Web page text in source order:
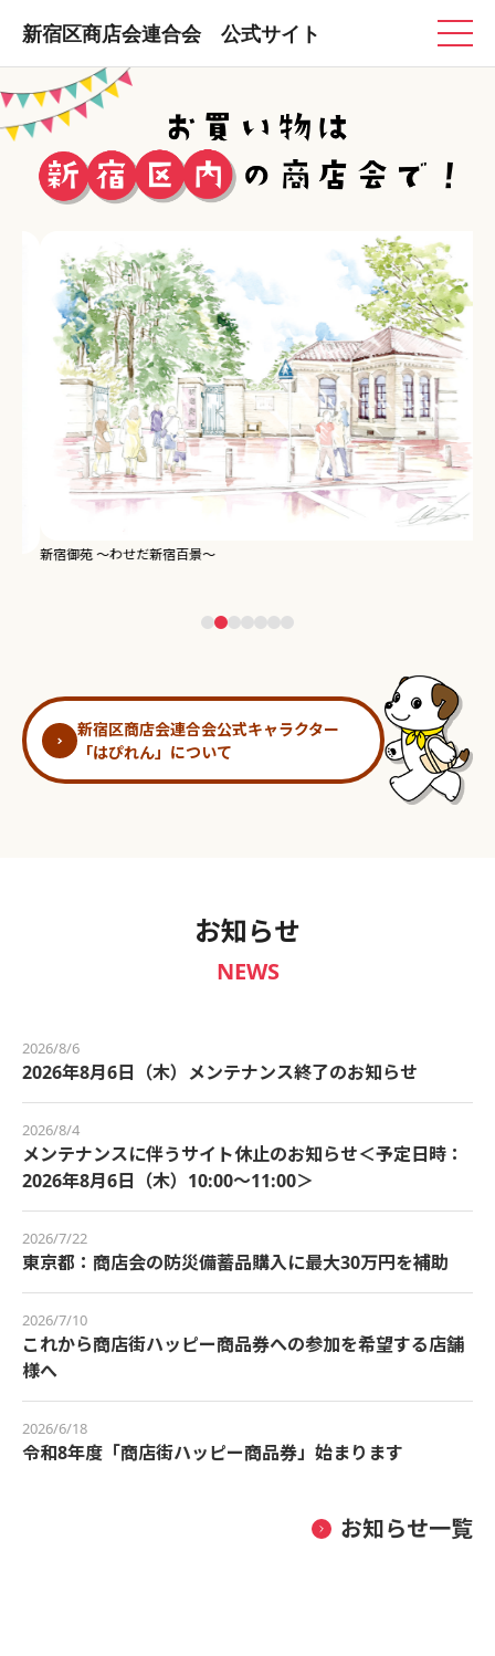
新宿区商店会連合会 公式サイト
新宿御苑 ～わせだ新宿百景～
新宿区商店会連合会公式キャラクター
「はぴれん」について
お知らせ
NEWS
2026/8/6
2026年8月6日（木）メンテナンス終了のお知らせ
2026/8/4
メンテナンスに伴うサイト休止のお知らせ＜予定日時：
2026年8月6日（木）10:00～11:00＞
2026/7/22
東京都：商店会の防災備蓄品購入に最大30万円を補助
2026/7/10
これから商店街ハッピー商品券への参加を希望する店舗
様へ
2026/6/18
令和8年度「商店街ハッピー商品券」始まります
お知らせ一覧